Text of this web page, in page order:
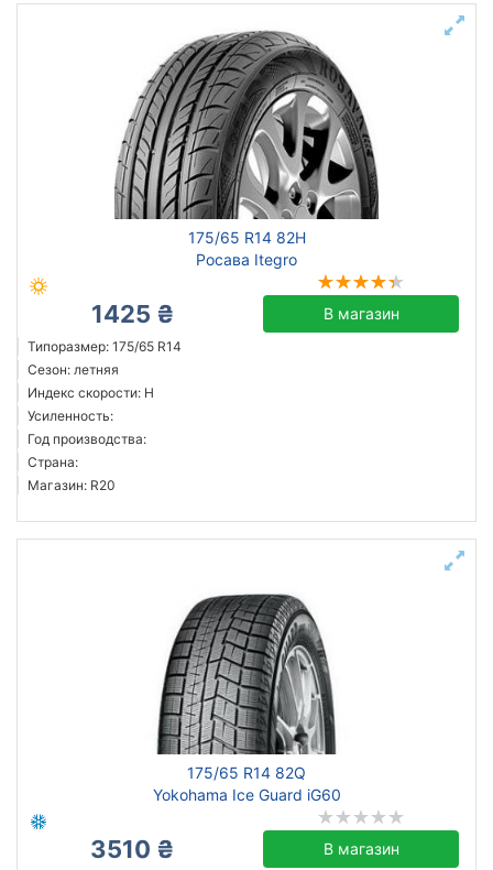
175/65 R14 82H
Росава Itegro
1425 ₴ В магазин
Типоразмер: 175/65 R14
Сезон: летняя
Индекс скорости: H
Усиленность:
Год производства:
Страна:
Магазин: R20
175/65 R14 82Q
Yokohama Ice Guard iG60
3510 ₴ В магазин